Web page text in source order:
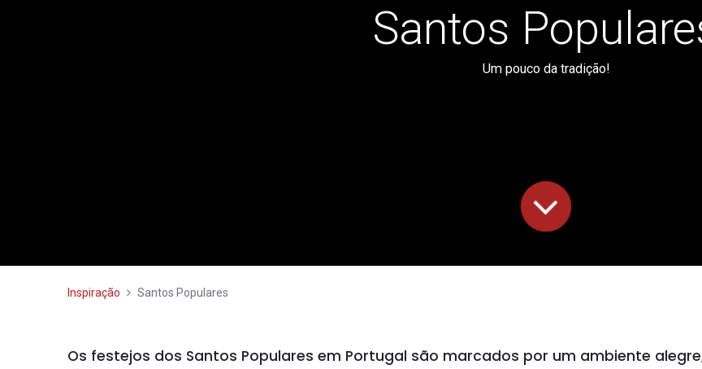
Santos
Um pouco da tradição!
Inspiração Santos Populares
Os festejos dos Santos Populares em Portugal são marcados por um ambiente